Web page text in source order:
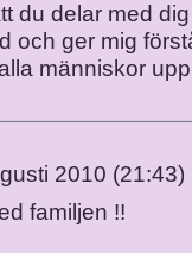
du delar med
och ger mig
människor
2010 (21:43)
familjen !!